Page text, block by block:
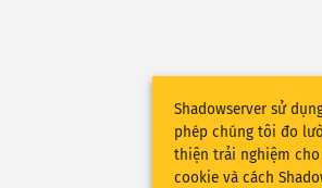
Shadowserver sử
phép chúng tôi đo
thiện trải nghiệm
cookie và cách